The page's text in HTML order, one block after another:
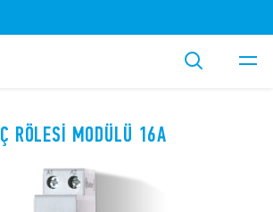
RÖLESI MODÜLÜ 16A